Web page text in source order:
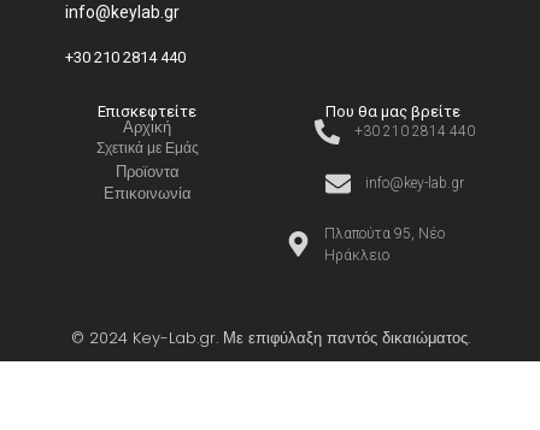
info@keylab.gr
+30 210 2814 440
Επισκεφτείτε
Αρχική
Σχετικά με Εμάς
Προϊοντα
Επικοινωνία
Που θα μας βρείτε
+30 210 2814 440
info@key-lab.gr
Πλαπούτα 95, Νέο
Ηράκλειο
© 2024 Key-Lab.gr. Με επιφύλαξη παντός δικαιώματος.